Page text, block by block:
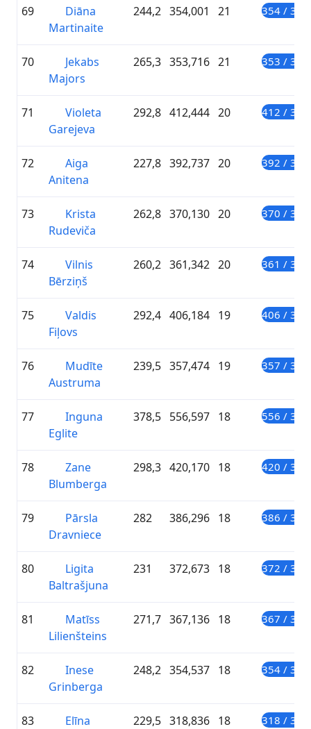
69
Diāna
Martinaite
244,2 354,001 21 354 /
70
Jekabs
Majors
265,3 353,716 21 353 /
71
Violeta
Garejeva
292,8 412,444 20 412 /
72
Aiga
Anitena
227,8 392,737 20 392 /
73
Krista
Rudeviča
262,8 370,130 20 370 /
74
Vilnis
Bērziņš
260,2 361,342 20 361 /
75
Valdis
Fiļovs
292,4 406,184 19 406 /
76
Mudīte
Austruma
239,5 357,474 19 357 /
77
Inguna
Eglite
378,5 556,597 18 556 /
78
Zane
Blumberga
298,3 420,170 18 420 /
79
Pārsla
Dravniece
282 386,296 18 386 /
80
Ligita
Baltrašjuna
231 372,673 18 372 /
81
Matīss
Lilienšteins
271,7 367,136 18 367 /
82
Inese
Grinberga
248,2 354,537 18 354 /
83
Elīna
229,5 318,836 18 318 /